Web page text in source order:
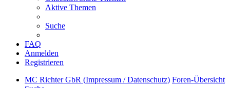
Aktive Themen
Suche
FAQ
Anmelden
Registrieren
MC Richter GbR (Impressum / Datenschutz) Foren-Übersicht